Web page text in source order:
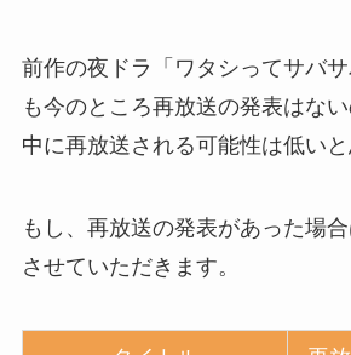
前作の夜ドラ「ワタシってサバサ
も今のところ再放送の発表はな
中に再放送される可能性は低いと
もし、再放送の発表があった場
させていただきます。